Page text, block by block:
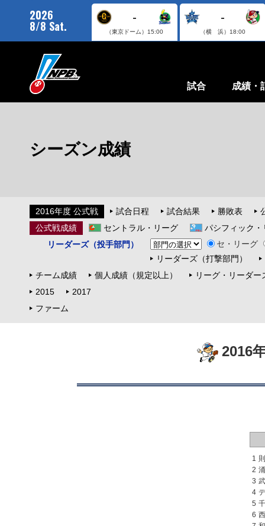
2026
8/8 Sat.
-
（東京ドーム） 15:00
-
（横 浜） 18:00
試合 成績・
シーズン成績
2016年度 公式戦 試合日程 試合結果 勝敗表
公式戦成績
セントラル・リーグ
パシフィック・
リーダーズ（投手部門）
セ・リーグ
リーダーズ（打撃部門）
チーム成績
個人成績（規定以上）
リーグ・リーダー
2015
2017
ファーム
2016
1
2
3
4
5
6